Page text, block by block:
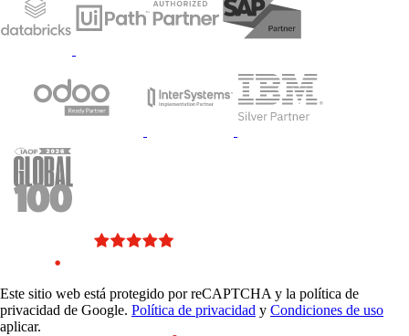
Este sitio web está protegido por reCAPTCHA y la política de
privacidad de Google. Política de privacidad y Condiciones de uso
aplicar.